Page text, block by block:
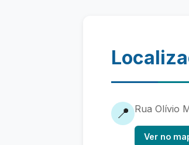
📍 Rua Olívio
Ver no